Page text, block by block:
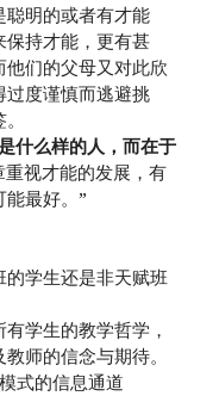
聪明的或者有才能
保持才能，更有甚
们的父母又对此欣
过度谨慎而逃避挑
什么样的人，而在于
重视才能的发展，有
能最好。”
学生还是非天赋班
学生的教学哲学，
师的信念与期待。
式的信息通道